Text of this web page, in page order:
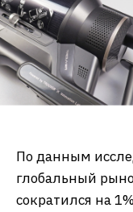
По данным
глобальный
сократился на